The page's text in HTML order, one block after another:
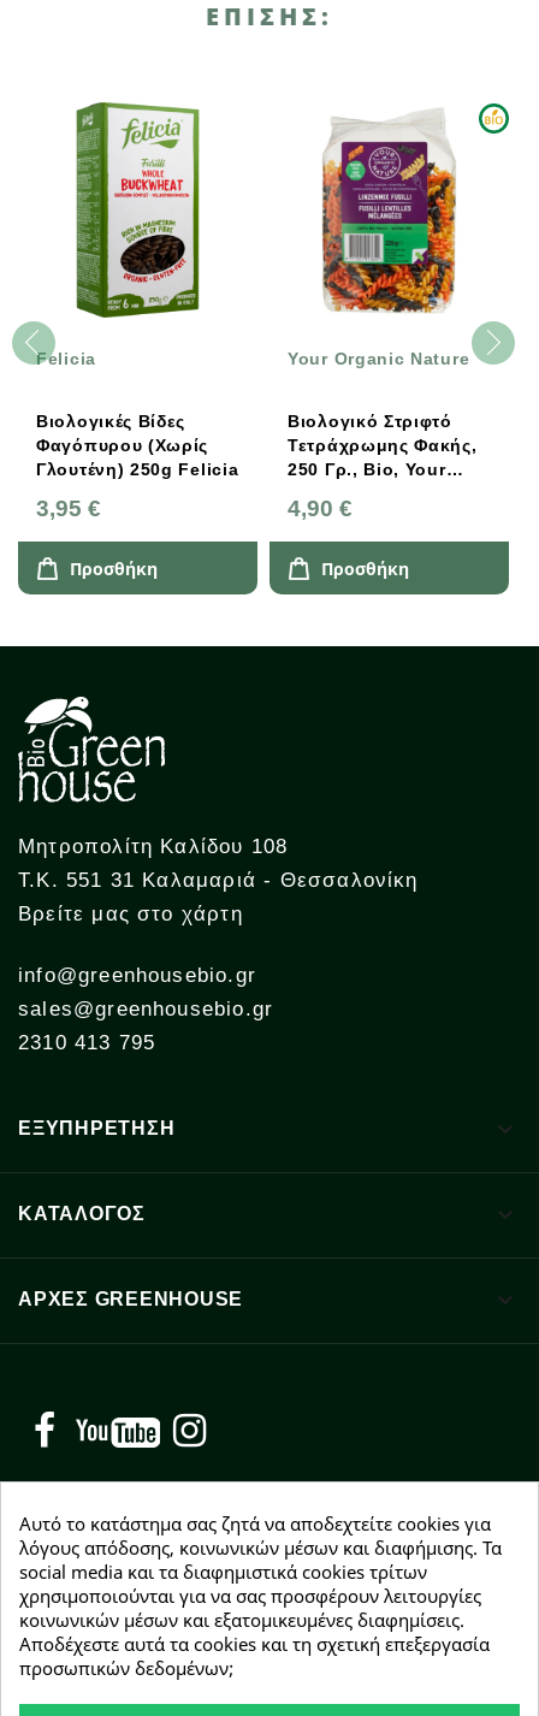
ΕΠΊΣΗΣ:
Felicia
Βιολογικές Βίδες
Φαγόπυρου (χωρίς
Γλουτένη) 250g Felicia
3,95 €
Προσθήκη
Your Organic Nature
Βιολογικό Στριφτό
Τετράχρωμης Φακής,
250 Γρ., Bio, Your
4,90 €
Προσθήκη
Μητροπολίτη Καλίδου 108
Τ.Κ. 551 31 Καλαμαριά - Θεσσαλονίκη
Βρείτε μας στο χάρτη
info@greenhousebio.gr
sales@greenhousebio.gr
2310 413 795
ΕΞΥΠΗΡΕΤΗΣΗ 
ΚΑΤΑΛΟΓΟΣ 
ΑΡΧΈΣ GREENHOUSE 
Facebook YouTube
NEWSLETTER
Εγγραφείτε δωρεάν και θα είστε οι πρώτοι που θα
λάβετε τα νέα μας γύρω από προσφορές, εκπτώσεις
και νέα προϊόντα.
Αυτό το κατάστημα σας ζητά να αποδεχτείτε cookies για
λόγους απόδοσης, κοινωνικών μέσων και διαφήμισης. Τα
social media και τα διαφημιστικά cookies τρίτων
χρησιμοποιούνται για να σας προσφέρουν λειτουργίες
κοινωνικών μέσων και εξατομικευμένες διαφημίσεις.
Αποδέχεστε αυτά τα cookies και τη σχετική επεξεργασία
προσωπικών δεδομένων;